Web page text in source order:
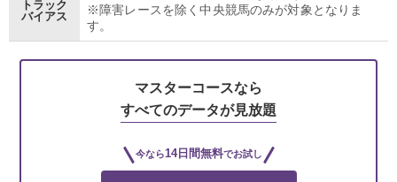
トラック
バイアス
※障害レースを除く中央競馬のみが対象となりま
す。
マスターコースなら
すべてのデータが見放題
今なら14日間無料でお試し